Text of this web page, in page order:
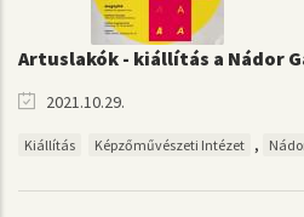
Artuslakók - kiállítás a Nádor
2021.10.29.
Kiállítás Képzőművészeti Intézet ,